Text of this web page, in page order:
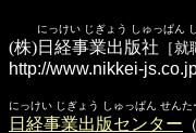
にっけい じぎょう しゅっぱん
(株)日経事業出版社 ［
http://www.nikkei-
にっけい じぎょう しゅっぱん せんた
日経事業出版センター